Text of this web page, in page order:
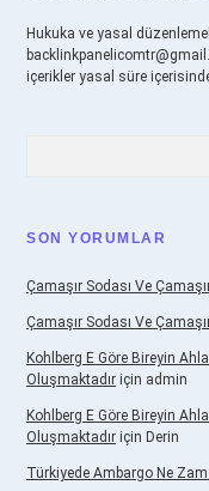
Hukuka ve yasal
içerikler yasal süre
SON YORUMLAR
Çamaşır Sodası Ve Çamaşır
Çamaşır Sodası Ve Çamaşır
Kohlberg E Göre Bireyin
Oluşmaktadır için admin
Kohlberg E Göre Bireyin
Oluşmaktadır için Derin
Türkiyede Ambargo Ne